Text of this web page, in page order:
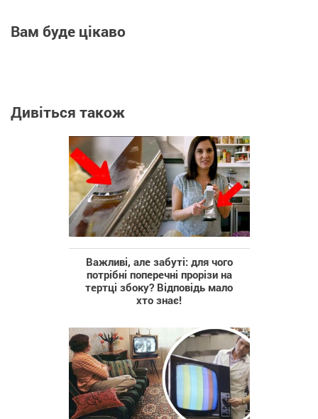
Вам буде цікаво
Дивіться також
Важливі, але забуті: для чого
потрібні поперечні прорізи на
тертці збоку? Відповідь мало
хто знає!